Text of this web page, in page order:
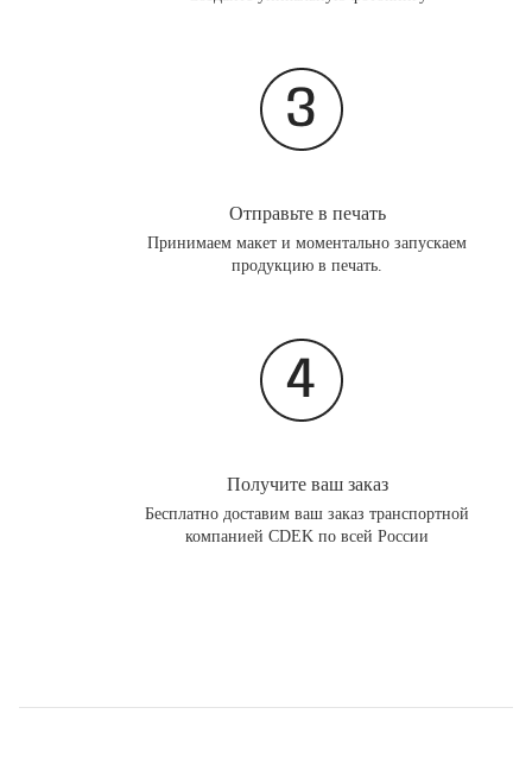
Отправьте в печать
Принимаем макет и моментально запускаем
продукцию в печать.
Получите ваш заказ
Бесплатно доставим ваш заказ транспортной
компанией CDEK по всей России